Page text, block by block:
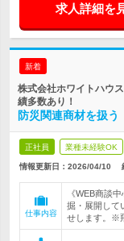
求人詳細を
新着
株式会社ホワイトハウ
績多数あり！
防災関連商材を扱
正社員 業種未経験OK
情報更新日：2026/04/10
仕事内容
《WEB商談
掘・展開して
せします。※